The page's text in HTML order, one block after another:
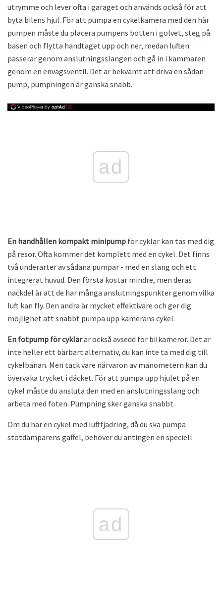
utrymme och lever ofta i garaget och används också för att
byta bilens hjul. För att pumpa en cykelkamera med den här
pumpen måste du placera pumpens botten i golvet, steg på
basen och flytta handtaget upp och ner, medan luften
passerar genom anslutningsslangen och gå in i kammaren
genom en envägsventil. Det är bekvämt att driva en sådan
pump, pumpningen är ganska snabb.
ad
En handhållen kompakt minipump för cyklar kan tas med dig
på resor. Ofta kommer det komplett med en cykel. Det finns
två underarter av sådana pumpar - med en slang och ett
integrerat huvud. Den första kostar mindre, men deras
nackdel är att de har många anslutningspunkter genom vilka
luft kan fly. Den andra är mycket effektivare och ger dig
möjlighet att snabbt pumpa upp kamerans cykel.
En fotpump för cyklarär också avsedd för bilkameror. Det är
inte heller ett bärbart alternativ, du kan inte ta med dig till
cykelbanan. Men tack vare närvaron av manometern kan du
övervaka trycket i däcket. För att pumpa upp hjulet på en
cykel måste du ansluta den med en anslutningsslang och
arbeta med foten. Pumpning sker ganska snabbt.
Om du har en cykel med luftfjädring, då du ska pumpa
stötdämparens gaffel, behöver du antingen en speciell
ad